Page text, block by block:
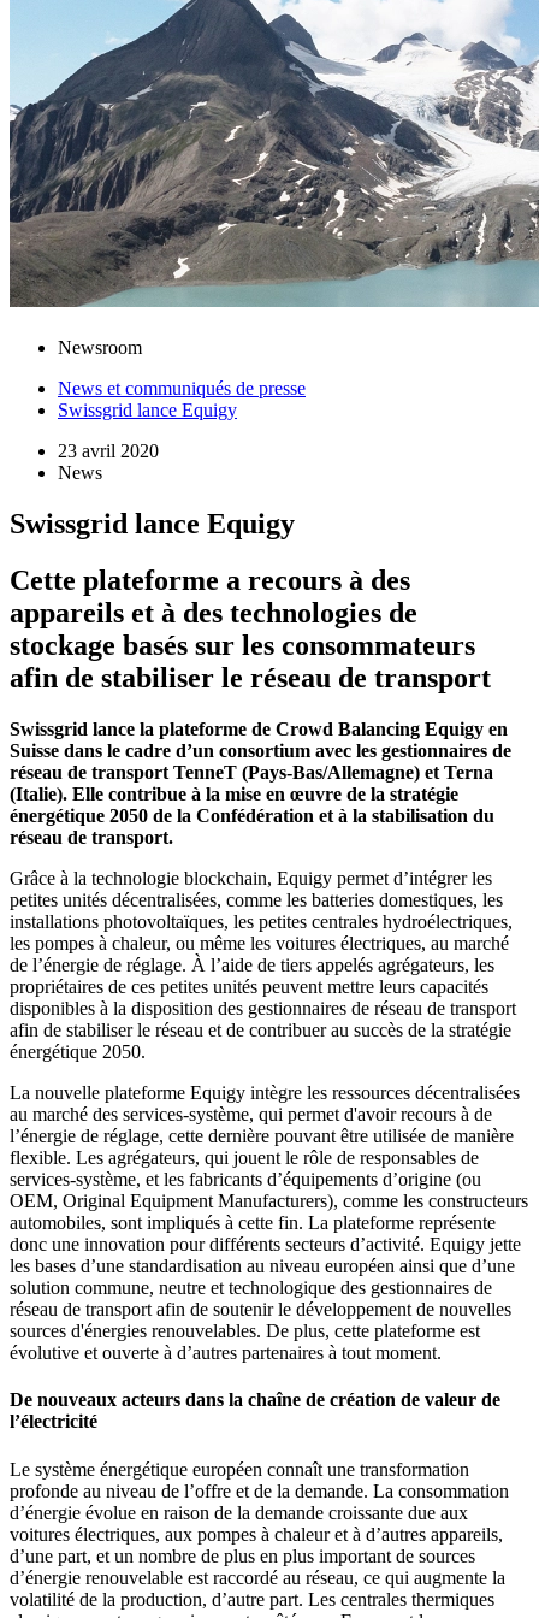
Newsroom
News et communiqués de presse
Swissgrid lance Equigy
23 avril 2020
News
Swissgrid lance Equigy
Cette plateforme a recours à des
appareils et à des technologies de
stockage basés sur les consommateurs
afin de stabiliser le réseau de transport
Swissgrid lance la plateforme de Crowd Balancing Equigy en
Suisse dans le cadre d’un consortium avec les gestionnaires de
réseau de transport TenneT (Pays-Bas/Allemagne) et Terna
(Italie). Elle contribue à la mise en œuvre de la stratégie
énergétique 2050 de la Confédération et à la stabilisation du
réseau de transport.
Grâce à la technologie blockchain, Equigy permet d’intégrer les
petites unités décentralisées, comme les batteries domestiques, les
installations photovoltaïques, les petites centrales hydroélectriques,
les pompes à chaleur, ou même les voitures électriques, au marché
de l’énergie de réglage. À l’aide de tiers appelés agrégateurs, les
propriétaires de ces petites unités peuvent mettre leurs capacités
disponibles à la disposition des gestionnaires de réseau de transport
afin de stabiliser le réseau et de contribuer au succès de la stratégie
énergétique 2050.
La nouvelle plateforme Equigy intègre les ressources décentralisées
au marché des services-système, qui permet d'avoir recours à de
l’énergie de réglage, cette dernière pouvant être utilisée de manière
flexible. Les agrégateurs, qui jouent le rôle de responsables de
services-système, et les fabricants d’équipements d’origine (ou
OEM, Original Equipment Manufacturers), comme les constructeurs
automobiles, sont impliqués à cette fin. La plateforme représente
donc une innovation pour différents secteurs d’activité. Equigy jette
les bases d’une standardisation au niveau européen ainsi que d’une
solution commune, neutre et technologique des gestionnaires de
réseau de transport afin de soutenir le développement de nouvelles
sources d'énergies renouvelables. De plus, cette plateforme est
évolutive et ouverte à d’autres partenaires à tout moment.
De nouveaux acteurs dans la chaîne de création de valeur de
l’électricité
Le système énergétique européen connaît une transformation
profonde au niveau de l’offre et de la demande. La consommation
d’énergie évolue en raison de la demande croissante due aux
voitures électriques, aux pompes à chaleur et à d’autres appareils,
d’une part, et un nombre de plus en plus important de sources
d’énergie renouvelable est raccordé au réseau, ce qui augmente la
volatilité de la production, d’autre part. Les centrales thermiques